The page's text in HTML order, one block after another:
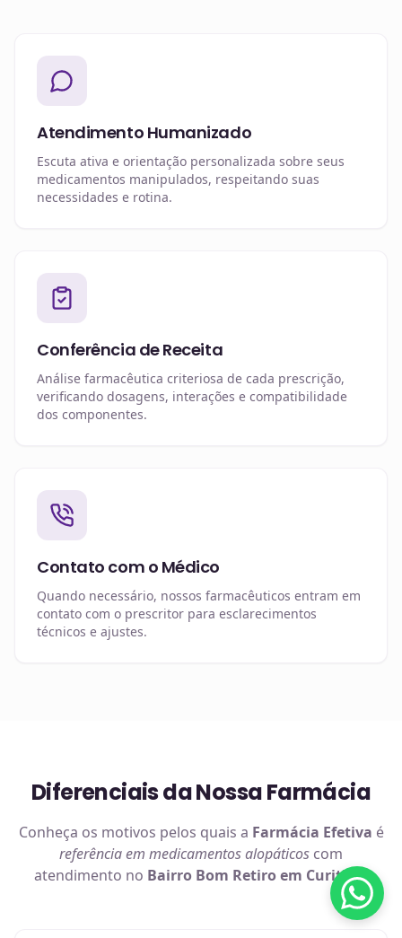
Atendimento Humanizado
Escuta ativa e orientação personalizada sobre seus
medicamentos manipulados, respeitando suas
necessidades e rotina.
Conferência de Receita
Análise farmacêutica criteriosa de cada prescrição,
verificando dosagens, interações e compatibilidade
dos componentes.
Contato com o Médico
Quando necessário, nossos farmacêuticos entram em
contato com o prescritor para esclarecimentos
técnicos e ajustes.
Diferenciais da Nossa Farmácia
Conheça os motivos pelos quais a Farmácia Efetiva é
referência em medicamentos alopáticos com
atendimento no Bairro Bom Retiro em Curitiba.